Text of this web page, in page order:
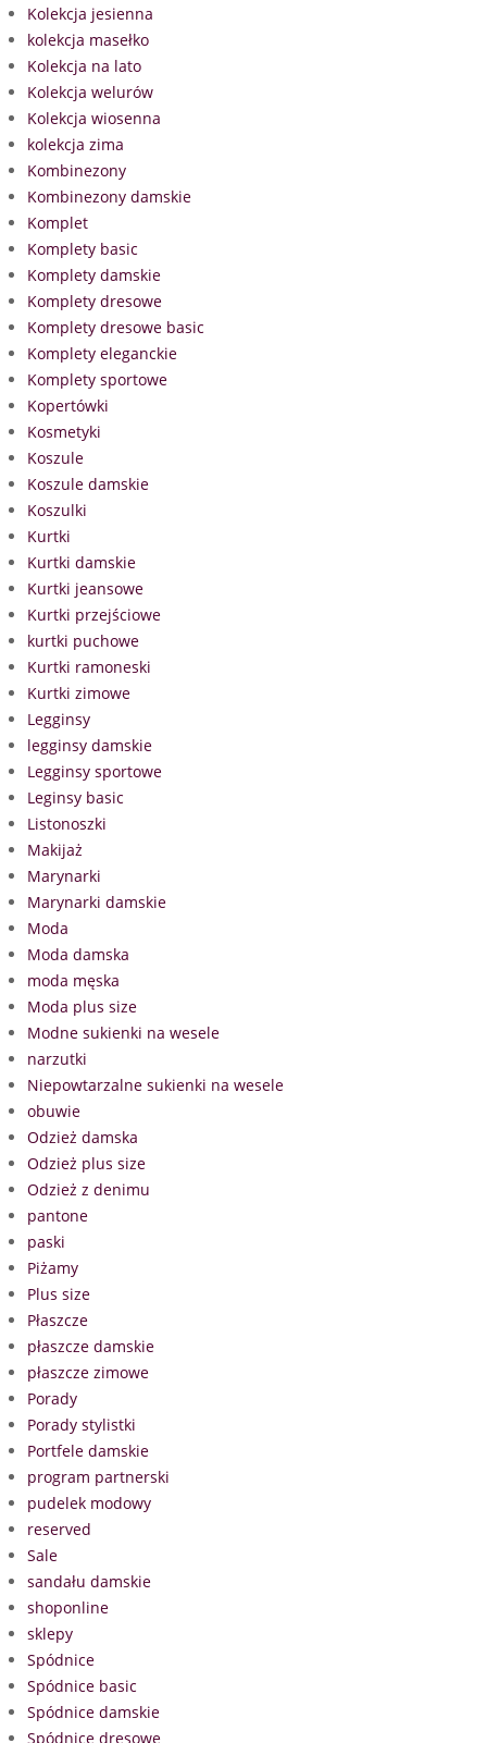
Kolekcja jesienna
kolekcja masełko
Kolekcja na lato
Kolekcja welurów
Kolekcja wiosenna
kolekcja zima
Kombinezony
Kombinezony damskie
Komplet
Komplety basic
Komplety damskie
Komplety dresowe
Komplety dresowe basic
Komplety eleganckie
Komplety sportowe
Kopertówki
Kosmetyki
Koszule
Koszule damskie
Koszulki
Kurtki
Kurtki damskie
Kurtki jeansowe
Kurtki przejściowe
kurtki puchowe
Kurtki ramoneski
Kurtki zimowe
Legginsy
legginsy damskie
Legginsy sportowe
Leginsy basic
Listonoszki
Makijaż
Marynarki
Marynarki damskie
Moda
Moda damska
moda męska
Moda plus size
Modne sukienki na wesele
narzutki
Niepowtarzalne sukienki na wesele
obuwie
Odzież damska
Odzież plus size
Odzież z denimu
pantone
paski
Piżamy
Plus size
Płaszcze
płaszcze damskie
płaszcze zimowe
Porady
Porady stylistki
Portfele damskie
program partnerski
pudelek modowy
reserved
Sale
sandału damskie
shoponline
sklepy
Spódnice
Spódnice basic
Spódnice damskie
Spódnice dresowe